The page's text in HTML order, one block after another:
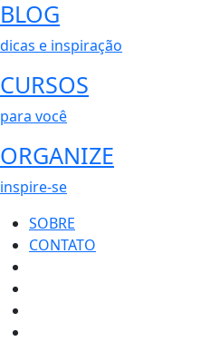
BLOG
dicas e inspiração
CURSOS
para você
ORGANIZE
inspire-se
SOBRE
CONTATO